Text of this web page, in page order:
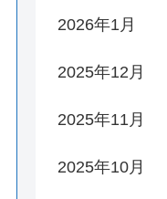
2026年1月
2025年12月
2025年11月
2025年10月